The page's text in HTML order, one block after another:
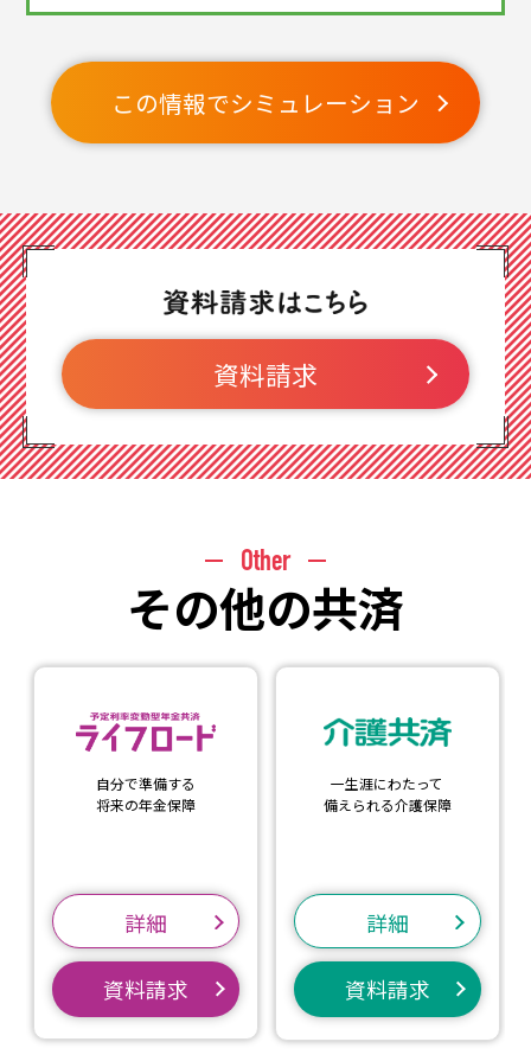
この情報でシミュレーション
資料請求
Other
その他の共済
自分で準備する
将来の年金保障
詳細
資料請求
一生涯にわたって
備えられる介護保障
詳細
資料請求